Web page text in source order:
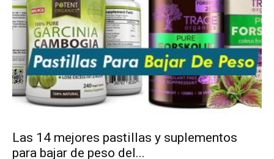
Las 14 mejores pastillas y suplementos
para bajar de peso del...